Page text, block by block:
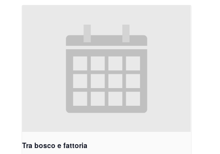
Tra bosco e fattoria